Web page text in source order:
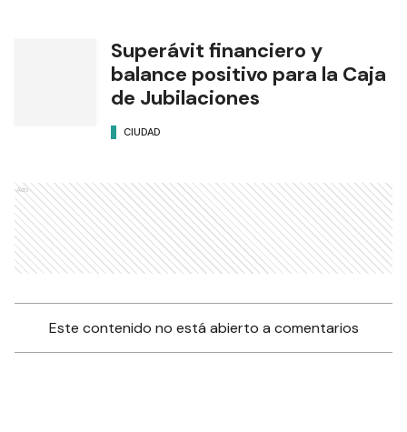
Superávit financiero y
balance positivo para la Caja
de Jubilaciones
CIUDAD
Ads
Este contenido no está abierto a comentarios